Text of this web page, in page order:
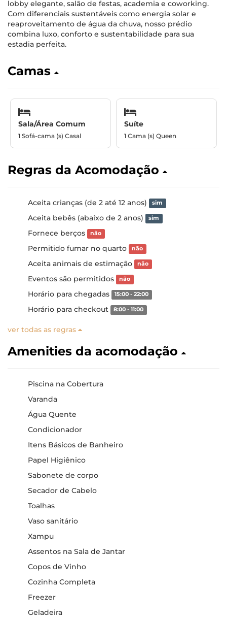
lobby elegante, salão de festas, academia e coworking.
Com diferenciais sustentáveis como energia solar e
reaproveitamento de água da chuva, nosso prédio
combina luxo, conforto e sustentabilidade para sua
estadia perfeita.
Camas
Sala/Área Comum
1 Sofá-cama (s) Casal
Suíte
1 Cama (s) Queen
Regras da Acomodação
Aceita crianças (de 2 até 12 anos) sim
Aceita bebês (abaixo de 2 anos) sim
Fornece berços não
Permitido fumar no quarto não
Aceita animais de estimação não
Eventos são permitidos não
Horário para chegadas 15:00 - 22:00
Horário para checkout 8:00 - 11:00
ver todas as regras
Amenities da acomodação
Piscina na Cobertura
Varanda
Água Quente
Condicionador
Itens Básicos de Banheiro
Papel Higiênico
Sabonete de corpo
Secador de Cabelo
Toalhas
Vaso sanitário
Xampu
Assentos na Sala de Jantar
Copos de Vinho
Cozinha Completa
Freezer
Geladeira